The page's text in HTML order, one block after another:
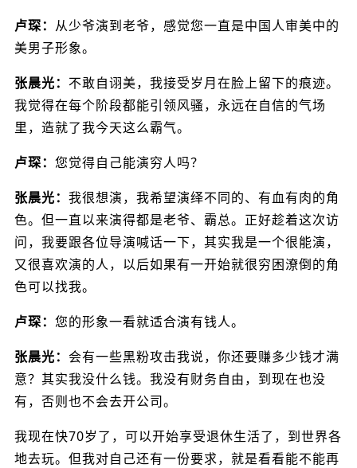
卢琛： 从少爷演到老爷，感觉您一直是中国人审美中的
美男子形象。
张晨光： 不敢自诩美，我接受岁月在脸上留下的痕迹。
我觉得在每个阶段都能引领风骚，永远在自信的气场
里，造就了我今天这么霸气。
卢琛： 您觉得自己能演穷人吗？
张晨光： 我很想演，我希望演绎不同的、有血有肉的角
色。但一直以来演得都是老爷、霸总。正好趁着这次访
问，我要跟各位导演喊话一下，其实我是一个很能演，
又很喜欢演的人，以后如果有一开始就很穷困潦倒的角
色可以找我。
卢琛： 您的形象一看就适合演有钱人。
张晨光： 会有一些黑粉攻击我说，你还要赚多少钱才满
意？其实我没什么钱。我没有财务自由，到现在也没
有，否则也不会去开公司。
我现在快70岁了，可以开始享受退休生活了，到世界各
地去玩。但我对自己还有一份要求，就是看看能不能再